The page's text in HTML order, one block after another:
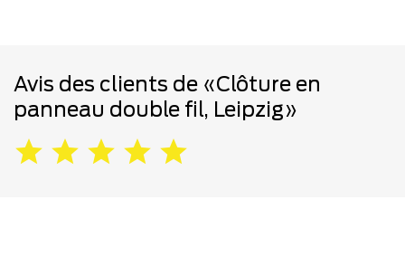
Avis des clients de «Clôture en
panneau double fil, Leipzig»